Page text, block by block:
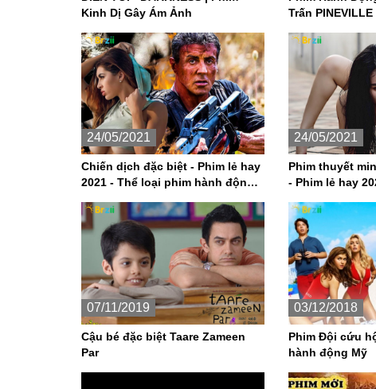
Kinh Dị Gây Ám Ảnh
Trấn
24/05/2021
Chiến dịch đặc biệt - Phim lẻ hay
2021 - Thể loại phim hành động
24/05/2021
Phim thuyết
- Phim lẻ hay
07/11/2019
Cậu bé đặc biệt Taare Zameen
Par
03/12/2018
Phim Đội cứu
hành động Mỹ